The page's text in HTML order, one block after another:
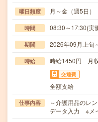
曜日頻度 月～金（週5日
時間 08:30～17:30(
期間 2026年09月上旬
時給 時給1450円 月
交通費
全額支給
仕事内容
～介護用品のレ
データ入力 ※メ